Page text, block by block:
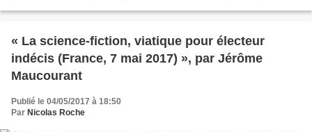
« La science-fiction, viatique pour électeur
indécis (France, 7 mai 2017) », par Jérôme
Maucourant
Publié le 04/05/2017 à 18:50
Par Nicolas Roche